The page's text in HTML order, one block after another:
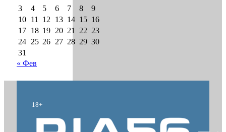
3
4 5 6 7 8
9
10 11 12 13 14 15 16
17 18 19 20 21 22 23
24 25 26 27 28 29 30
31
« Фев
18+